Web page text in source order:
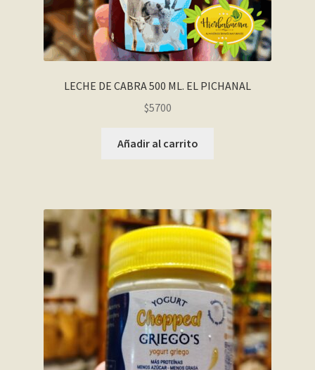
LECHE DE CABRA 500 ML. EL PICHANAL
$5700
Añadir al carrito